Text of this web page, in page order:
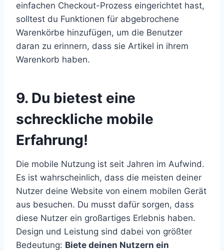
einfachen Checkout-Prozess eingerichtet hast,
solltest du Funktionen für abgebrochene
Warenkörbe hinzufügen, um die Benutzer
daran zu erinnern, dass sie Artikel in ihrem
Warenkorb haben.
9. Du bietest eine
schreckliche mobile
Erfahrung!
Die mobile Nutzung ist seit Jahren im Aufwind.
Es ist wahrscheinlich, dass die meisten deiner
Nutzer deine Website von einem mobilen Gerät
aus besuchen. Du musst dafür sorgen, dass
diese Nutzer ein großartiges Erlebnis haben.
Design und Leistung sind dabei von größter
Bedeutung: Biete deinen Nutzern ein